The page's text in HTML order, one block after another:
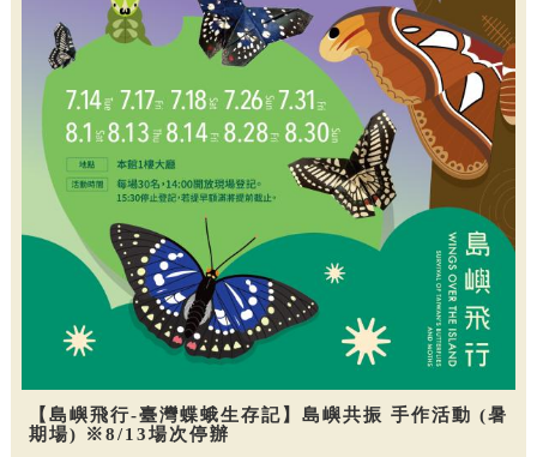
【島嶼飛行-臺灣蝶蛾生存記】島嶼共振 手作活動 (暑
期場) ※8/13場次停辦